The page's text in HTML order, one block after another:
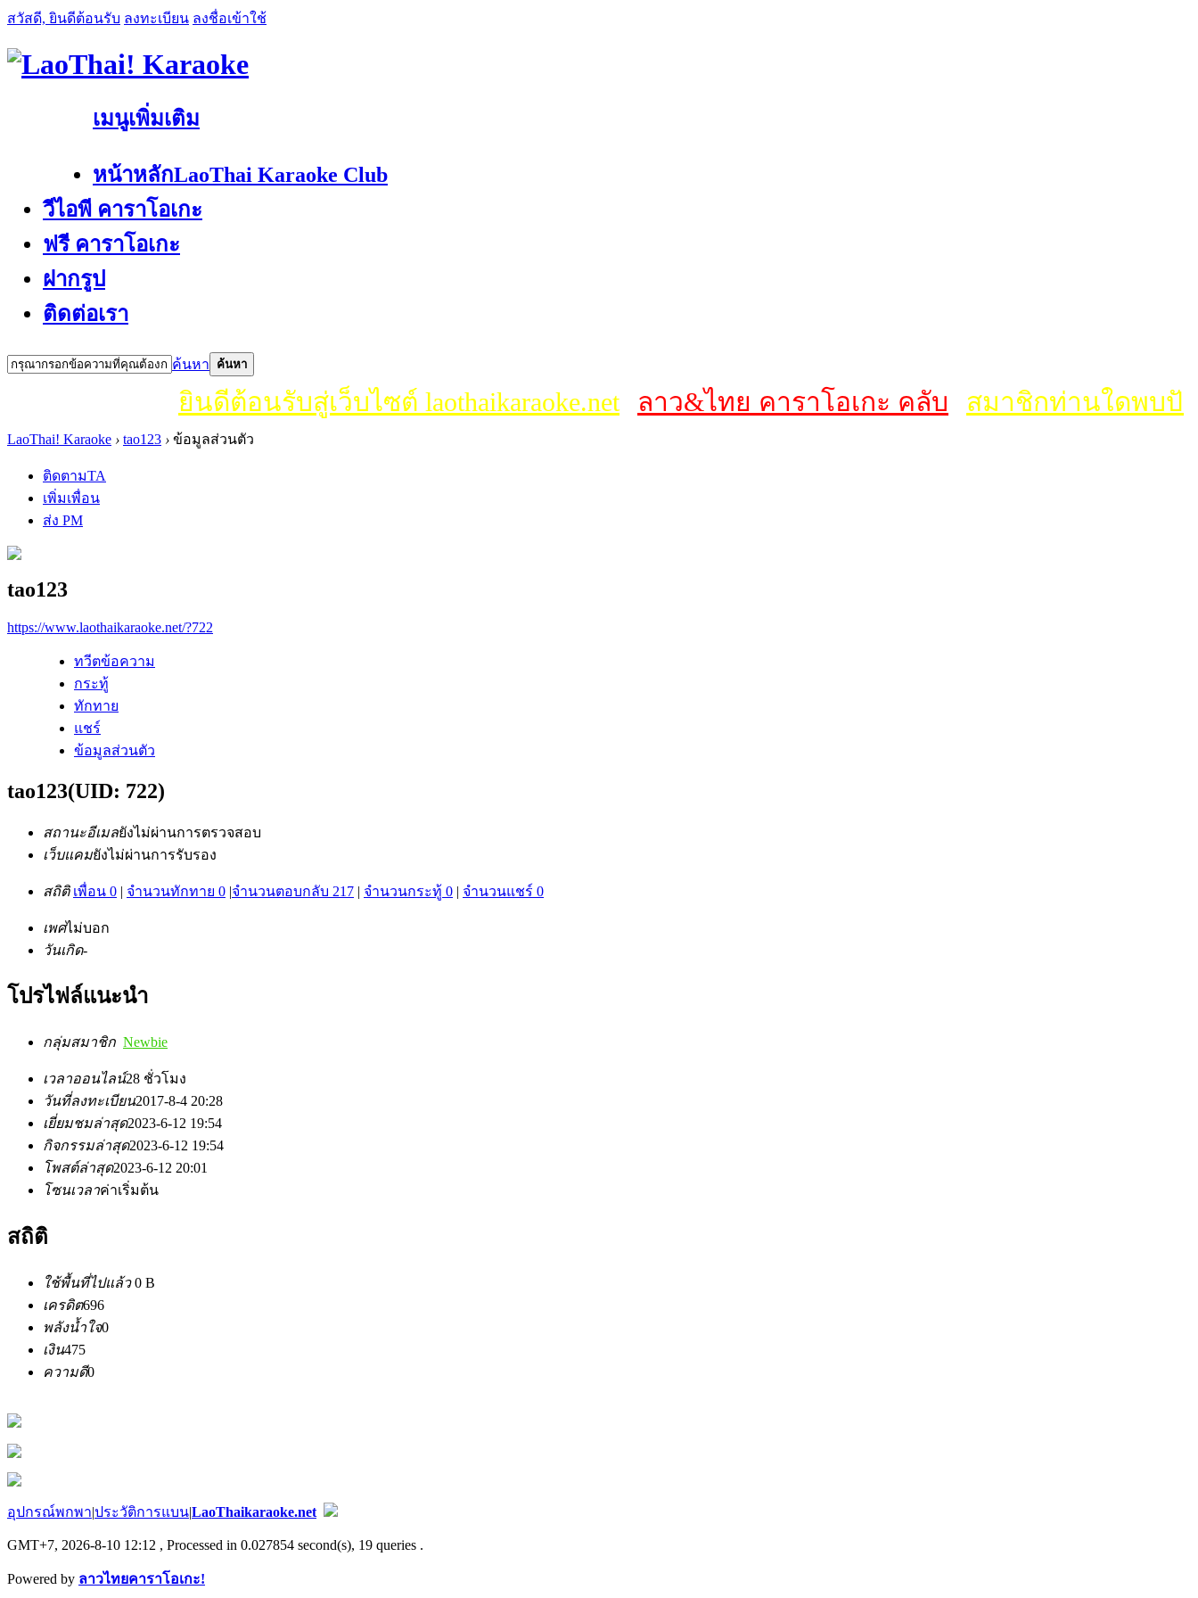
สวัสดี, ยินดีต้อนรับ ลงทะเบียน ลงชื่อเข้าใช้
เมนูเพิ่มเติม
หน้าหลักLaoThai Karaoke Club
วีไอพี คาราโอเกะ
ฟรี คาราโอเกะ
ฝากรูป
ติดต่อเรา
ค้นหา ค้นหา
ยินดีต้อนรับสู่เว็บไซต์ laothaikaraoke.net ลาว&ไทย คาราโอเกะ คลับ สมาชิกท่านใดพบปั
LaoThai! Karaoke › tao123 › ข้อมูลส่วนตัว
ติดตามTA
เพิ่มเพื่อน
ส่ง PM
tao123
https://www.laothaikaraoke.net/?722
ทวีตข้อความ
กระทู้
ทักทาย
แชร์
ข้อมูลส่วนตัว
tao123(UID: 722)
สถานะอีเมลยังไม่ผ่านการตรวจสอบ
เว็บแคมยังไม่ผ่านการรับรอง
สถิติ เพื่อน 0 | จำนวนทักทาย 0 |จำนวนตอบกลับ 217 | จำนวนกระทู้ 0 | จำนวนแชร์ 0
เพศไม่บอก
วันเกิด-
โปรไฟล์แนะนำ
กลุ่มสมาชิก Newbie
เวลาออนไลน์28 ชั่วโมง
วันที่ลงทะเบียน2017-8-4 20:28
เยี่ยมชมล่าสุด2023-6-12 19:54
กิจกรรมล่าสุด2023-6-12 19:54
โพสต์ล่าสุด2023-6-12 20:01
โซนเวลาค่าเริ่มต้น
สถิติ
ใช้พื้นที่ไปแล้ว0 B
เครดิต696
พลังน้ำใจ0
เงิน475
ความดี0
อุปกรณ์พกพา|ประวัติการแบน|LaoThaikaraoke.net
GMT+7, 2026-8-10 12:12 , Processed in 0.027854 second(s), 19 queries .
Powered by ลาวไทยคาราโอเกะ!